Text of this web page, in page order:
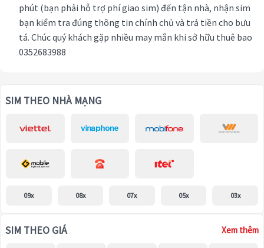
phút (bạn phải hỗ trợ phí giao sim) đến tận nhà, nhận sim
bạn kiểm tra đúng thông tin chính chủ và trả tiền cho bưu
tá. Chúc quý khách gặp nhiều may mắn khi sở hữu thuê bao
0352683988
SIM THEO NHÀ MẠNG
09x 08x 07x 05x 03x
SIM THEO GIÁ Xem thêm